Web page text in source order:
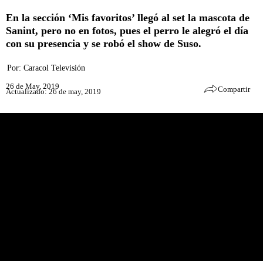
En la sección ‘Mis favoritos’ llegó al set la mascota de
Sanint, pero no en fotos, pues el perro le alegró el día
con su presencia y se robó el show de Suso.
Por: Caracol Televisión
26 de May, 2019
Actualizado: 26 de may, 2019 Compartir